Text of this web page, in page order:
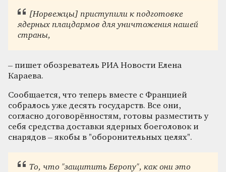
[Норвежцы] приступили к подготовке
ядерных плацдармов для уничтожения нашей
страны,
– пишет обозреватель РИА Новости Елена
Караева.
Сообщается, что теперь вместе с Францией
собралось уже десять государств. Все они,
согласно договорённостям, готовы разместить у
себя средства доставки ядерных боеголовок и
снарядов – якобы в "оборонительных целях".
То, что "защитить Европу", как они это